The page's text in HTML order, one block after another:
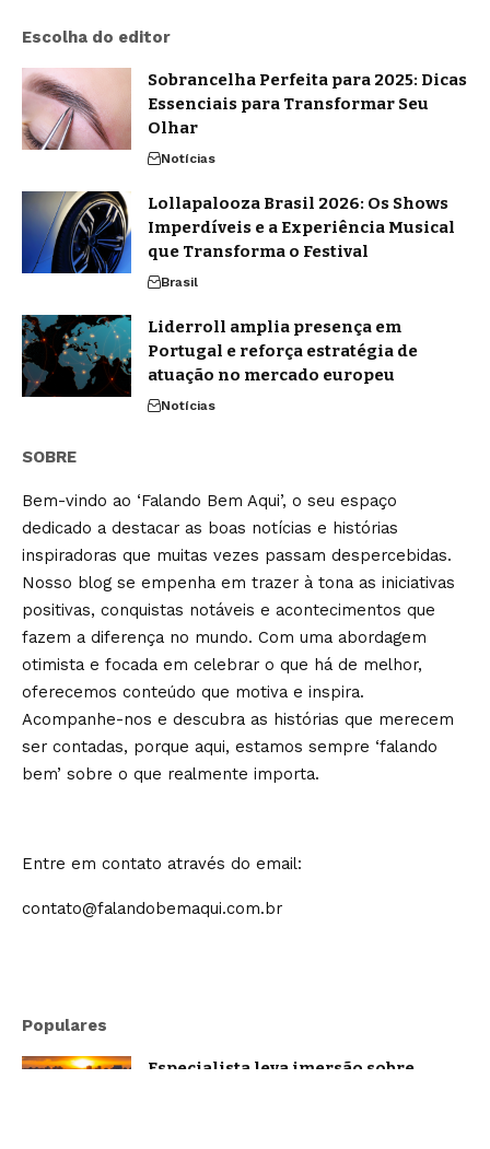
Escolha do editor
Sobrancelha Perfeita para 2025: Dicas
Essenciais para Transformar Seu
Olhar
Notícias
Lollapalooza Brasil 2026: Os Shows
Imperdíveis e a Experiência Musical
que Transforma o Festival
Brasil
Liderroll amplia presença em
Portugal e reforça estratégia de
atuação no mercado europeu
Notícias
SOBRE
Bem-vindo ao ‘Falando Bem Aqui’, o seu espaço
dedicado a destacar as boas notícias e histórias
inspiradoras que muitas vezes passam despercebidas.
Nosso blog se empenha em trazer à tona as iniciativas
positivas, conquistas notáveis e acontecimentos que
fazem a diferença no mundo. Com uma abordagem
otimista e focada em celebrar o que há de melhor,
oferecemos conteúdo que motiva e inspira.
Acompanhe-nos e descubra as histórias que merecem
ser contadas, porque aqui, estamos sempre ‘falando
bem’ sobre o que realmente importa.
Entre em contato através do email:
contato@falandobemaqui.com.br
Populares
Especialista leva imersão sobre